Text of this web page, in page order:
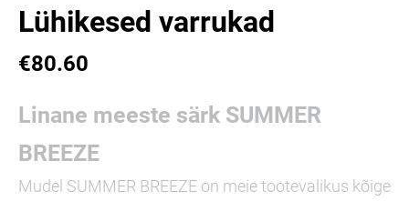
Lühikesed varrukad
€80.60
Linane meeste särk SUMMER
BREEZE
Mudel SUMMER BREEZE on meie tootevalikus kõige